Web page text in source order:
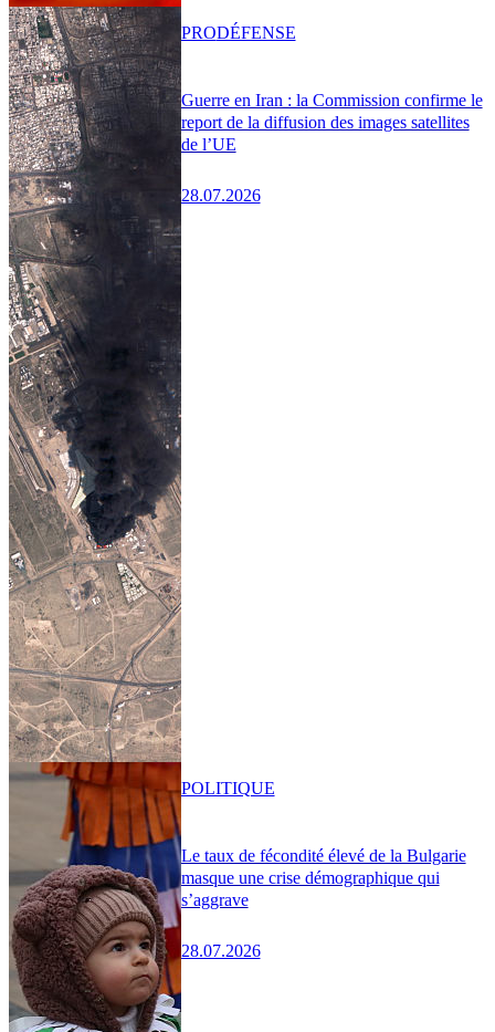
Guerre en Iran : la Commission confirme le
report de la diffusion des images satellites
de l’UE
28.07.2026
PRODÉFENSE
Le taux de fécondité élevé de la Bulgarie
masque une crise démographique qui
s’aggrave
28.07.2026
POLITIQUE